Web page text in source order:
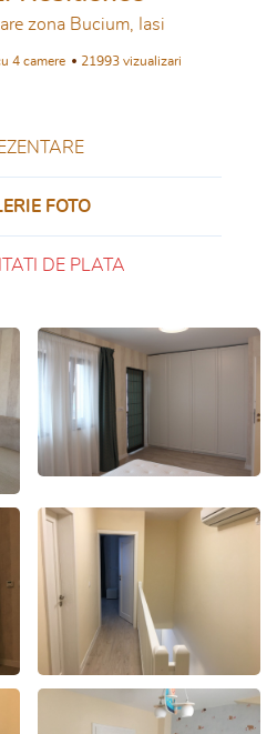
zona Bucium, Iasi
4 camere 21993 vizualizari
FOTO
DE PLATA